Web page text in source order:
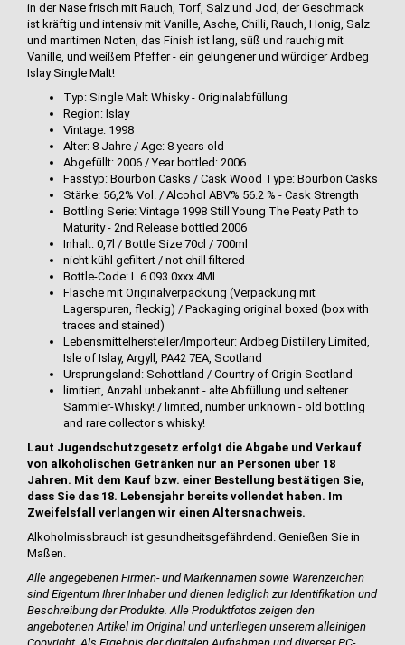
in der Nase frisch mit Rauch, Torf, Salz und Jod, der Geschmack
ist kräftig und intensiv mit Vanille, Asche, Chilli, Rauch, Honig, Salz
und maritimen Noten, das Finish ist lang, süß und rauchig mit
Vanille, und weißem Pfeffer - ein gelungener und würdiger Ardbeg
Islay Single Malt!
Typ: Single Malt Whisky - Originalabfüllung
Region: Islay
Vintage: 1998
Alter: 8 Jahre / Age: 8 years old
Abgefüllt: 2006 / Year bottled: 2006
Fasstyp: Bourbon Casks / Cask Wood Type: Bourbon Casks
Stärke: 56,2% Vol. / Alcohol ABV% 56.2 % - Cask Strength
Bottling Serie: Vintage 1998 Still Young The Peaty Path to
Maturity - 2nd Release bottled 2006
Inhalt: 0,7l / Bottle Size 70cl / 700ml
nicht kühl gefiltert / not chill filtered
Bottle-Code: L 6 093 0xxx 4ML
Flasche mit Originalverpackung (Verpackung mit
Lagerspuren, fleckig) / Packaging original boxed (box with
traces and stained)
Lebensmittelhersteller/Importeur: Ardbeg Distillery Limited,
Isle of Islay, Argyll, PA42 7EA, Scotland
Ursprungsland: Schottland / Country of Origin Scotland
limitiert, Anzahl unbekannt - alte Abfüllung und seltener
Sammler-Whisky! / limited, number unknown - old bottling
and rare collector s whisky!
Laut Jugendschutzgesetz erfolgt die Abgabe und Verkauf
von alkoholischen Getränken nur an Personen über 18
Jahren. Mit dem Kauf bzw. einer Bestellung bestätigen Sie,
dass Sie das 18. Lebensjahr bereits vollendet haben. Im
Zweifelsfall verlangen wir einen Altersnachweis.
Alkoholmissbrauch ist gesundheitsgefährdend. Genießen Sie in
Maßen.
Alle angegebenen Firmen- und Markennamen sowie Warenzeichen
sind Eigentum Ihrer Inhaber und dienen lediglich zur Identifikation und
Beschreibung der Produkte.Alle Produktfotos zeigen den
angebotenen Artikel im Original und unterliegen unserem alleinigen